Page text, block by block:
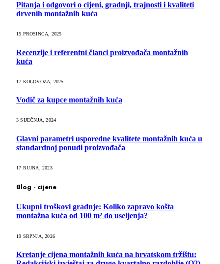
Pitanja i odgovori o cijeni, gradnji, trajnosti i kvaliteti
drvenih montažnih kuća
15 PROSINCA, 2025
Recenzije i referentni članci proizvođača montažnih
kuća
17 KOLOVOZA, 2025
Vodič za kupce montažnih kuća
3 SIJEČNJA, 2024
Glavni parametri usporedne kvalitete montažnih kuća u
standardnoj ponudi proizvođača
17 RUJNA, 2023
Blog - cijene
Ukupni troškovi gradnje: Koliko zapravo košta
montažna kuća od 100 m² do useljenja?
19 SRPNJA, 2026
Kretanje cijena montažnih kuća na hrvatskom tržištu: